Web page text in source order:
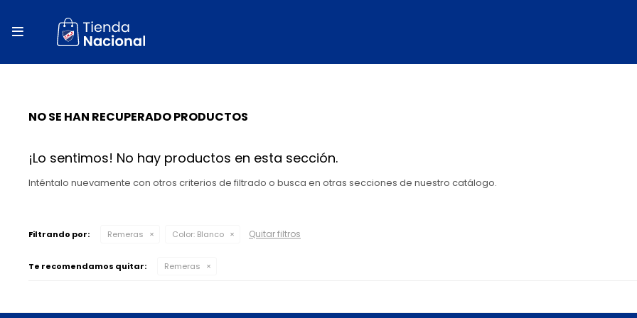

NO SE HAN RECUPERADO PRODUCTOS
¡Lo sentimos! No hay productos en esta sección.
Inténtalo nuevamente con otros criterios de filtrado o busca en otras secciones de nuestro catálogo.
Filtrando por: Remeras Color: Blanco Quitar filtros
Te recomendamos quitar: Remeras
close
local_shipping
percent